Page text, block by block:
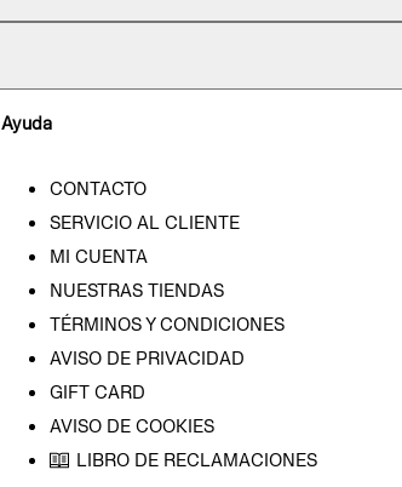
Ayuda
CONTACTO
SERVICIO AL CLIENTE
MI CUENTA
NUESTRAS TIENDAS
TÉRMINOS Y CONDICIONES
AVISO DE PRIVACIDAD
GIFT CARD
AVISO DE COOKIES
LIBRO DE RECLAMACIONES